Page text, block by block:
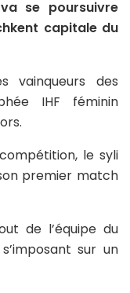
se poursuivre
capitale du
vainqueurs des
IHF féminin
le syli
premier match
de l’équipe du
sur un